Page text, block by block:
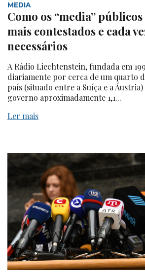
MEDIA
Como os “media” públicos
mais contestados e cada
necessários
A Rádio Liechtenstein, fundada em
diariamente por cerca de um quarto
país (situado entre a Suíça e a Áustria)
governo aproximadamente 1,1...
Ler mais